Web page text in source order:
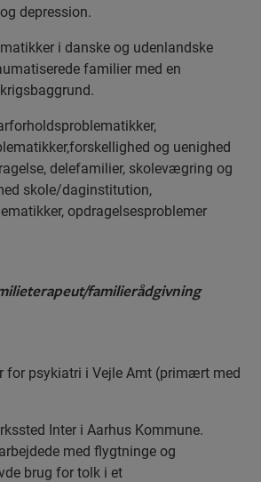
depression.
i danske og udenlandske
familier med en
og uenighed
delefamilier, skolevægring og
skole/daginstitution,
opdragelsesproblemer
familierådgivning
for psykiatri i Vejle Amt (primært med
Inter i Aarhus Kommune.
med flygtninge og
brug for tolk i et